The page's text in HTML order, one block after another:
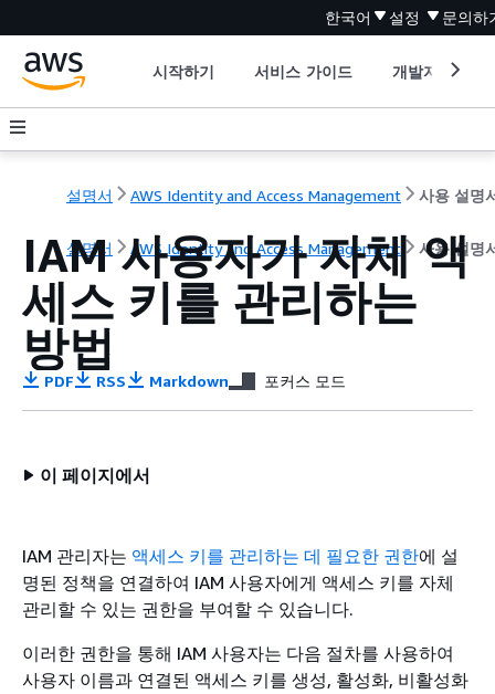
한국어 설정 문의하
시작하기 서비스 가이드 개발자 도구
설명서 AWS Identity and Access Management 사용 설명
설명서 AWS Identity and Access Management 사용 설명
IAM 사용자가 자체 액
세스 키를 관리하는
방법
PDF RSS Markdown 포커스 모드
이 페이지에서
IAM 관리자는 액세스 키를 관리하는 데 필요한 권한에 설
명된 정책을 연결하여 IAM 사용자에게 액세스 키를 자체
관리할 수 있는 권한을 부여할 수 있습니다.
이러한 권한을 통해 IAM 사용자는 다음 절차를 사용하여
사용자 이름과 연결된 액세스 키를 생성, 활성화, 비활성화